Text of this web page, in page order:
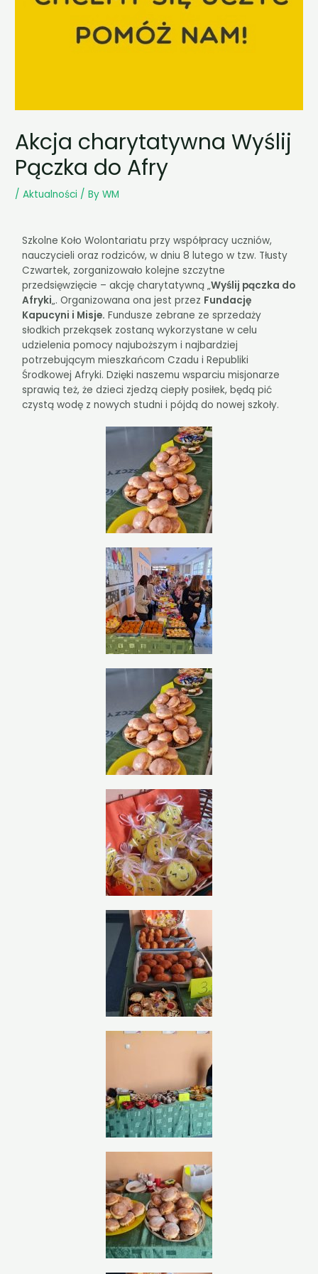
Akcja charytatywna Wyślij
Pączka do Afry
/Aktualności / ByWM
Szkolne Koło Wolontariatu przy współpracy uczniów,
nauczycieli oraz rodziców, w dniu 8 lutego w tzw. Tłusty
Czwartek, zorganizowało kolejne szczytne
przedsięwzięcie – akcję charytatywną „Wyślij pączka do
Afryki„. Organizowana ona jest przez Fundację
Kapucyni i Misje. Fundusze zebrane ze sprzedaży
słodkich przekąsek zostaną wykorzystane w celu
udzielenia pomocy najuboższym i najbardziej
potrzebującym mieszkańcom Czadu i Republiki
Środkowej Afryki. Dzięki naszemu wsparciu misjonarze
sprawią też, że dzieci zjedzą ciepły posiłek, będą pić
czystą wodę z nowych studni i pójdą do nowej szkoły.